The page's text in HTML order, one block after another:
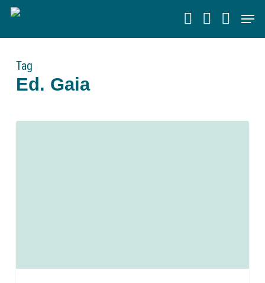
Skip
main
Tag
Ed. Gaia